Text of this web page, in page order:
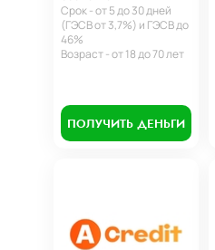
Срок - от 5 до 30 дней
(ГЭСВ от 3,7%) и ГЭСВ до
46%
Возраст - от 18 до 70 лет
ПОЛУЧИТЬ ДЕНЬГИ